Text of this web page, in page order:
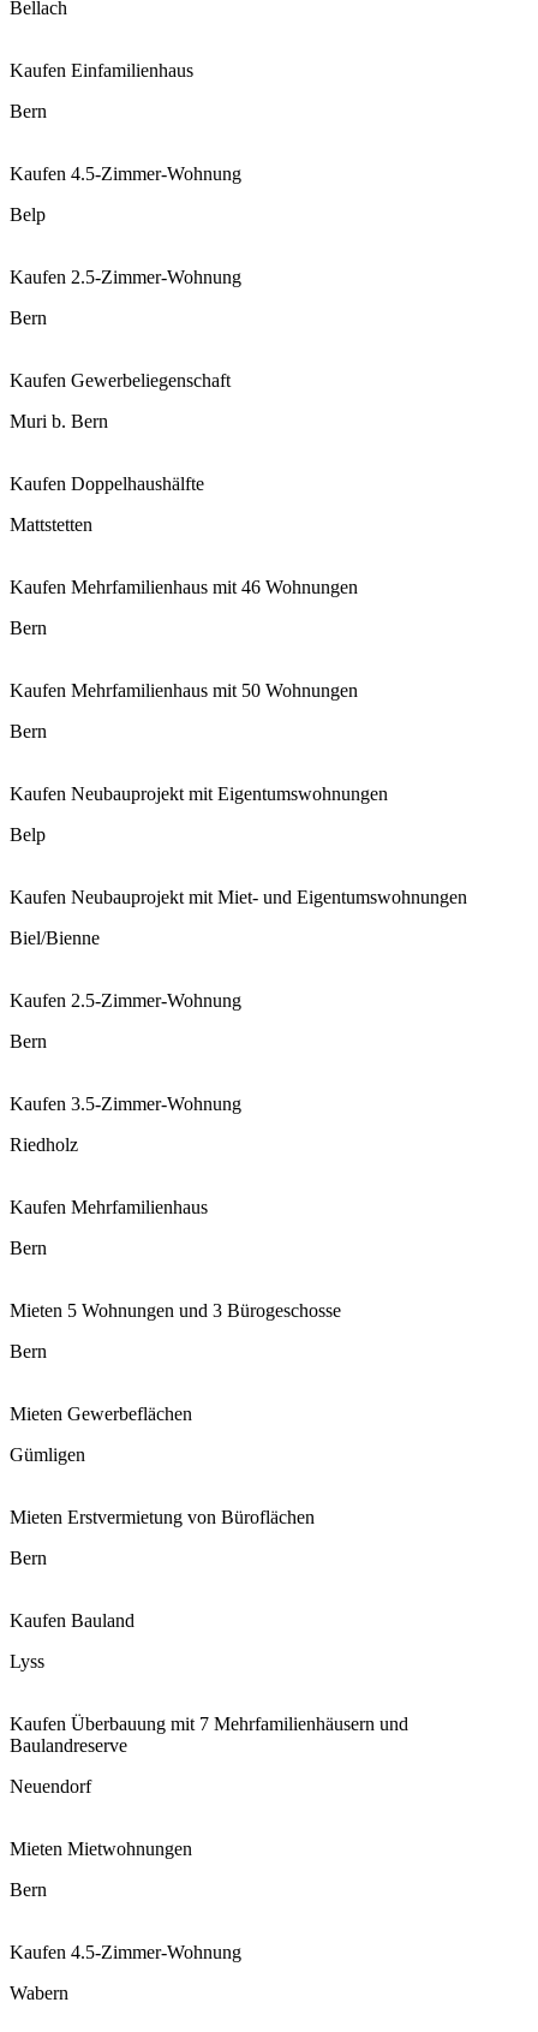
Bellach
Kaufen Einfamilienhaus
Bern
Kaufen 4.5-Zimmer-Wohnung
Belp
Kaufen 2.5-Zimmer-Wohnung
Bern
Kaufen Gewerbeliegenschaft
Muri b. Bern
Kaufen Doppelhaushälfte
Mattstetten
Kaufen Mehrfamilienhaus mit 46 Wohnungen
Bern
Kaufen Mehrfamilienhaus mit 50 Wohnungen
Bern
Kaufen Neubauprojekt mit Eigentumswohnungen
Belp
Kaufen Neubauprojekt mit Miet- und Eigentumswohnungen
Biel/Bienne
Kaufen 2.5-Zimmer-Wohnung
Bern
Kaufen 3.5-Zimmer-Wohnung
Riedholz
Kaufen Mehrfamilienhaus
Bern
Mieten 5 Wohnungen und 3 Bürogeschosse
Bern
Mieten Gewerbeflächen
Gümligen
Mieten Erstvermietung von Büroflächen
Bern
Kaufen Bauland
Lyss
Kaufen Überbauung mit 7 Mehrfamilienhäusern und
Baulandreserve
Neuendorf
Mieten Mietwohnungen
Bern
Kaufen 4.5-Zimmer-Wohnung
Wabern